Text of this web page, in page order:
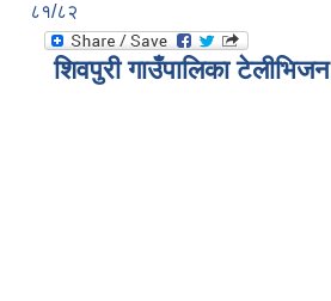
८१/८२
शिवपुरी गाउँपालिका टेलीभिजन